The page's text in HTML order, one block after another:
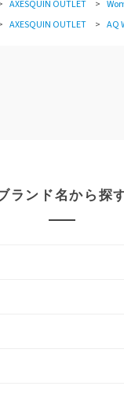
AXESQUIN OUTLET >
AXESQUIN OUTLET > AQ
ランド名から探